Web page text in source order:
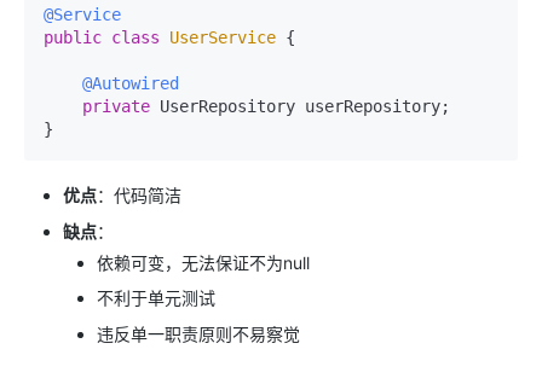
@Service
public class UserService {
@Autowired
private UserRepository userRepository;
优点：代码简洁
缺点：
依赖可变，无法保证不为null
不利于单元测试
违反单一职责原则不易察觉